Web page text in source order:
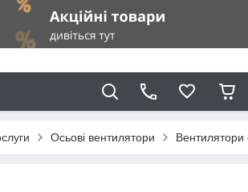
Осьові вентилятори Вентилятори